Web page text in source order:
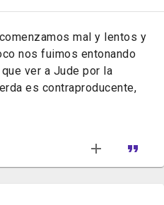
mal y lentos y
nos fuimos entonando
ver a Jude por la
es contraproducente,